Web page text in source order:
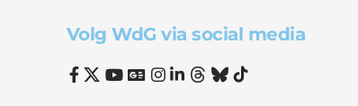
Volg WdG via social media